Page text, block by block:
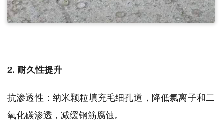
2. 耐久性提升
抗渗透性：纳米颗粒填充毛细孔道，降低氯离子和二
氧化碳渗透，减缓钢筋腐蚀。